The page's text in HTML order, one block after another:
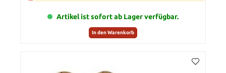
Artikel ist sofort ab Lager verfügbar.
In den Warenkorb